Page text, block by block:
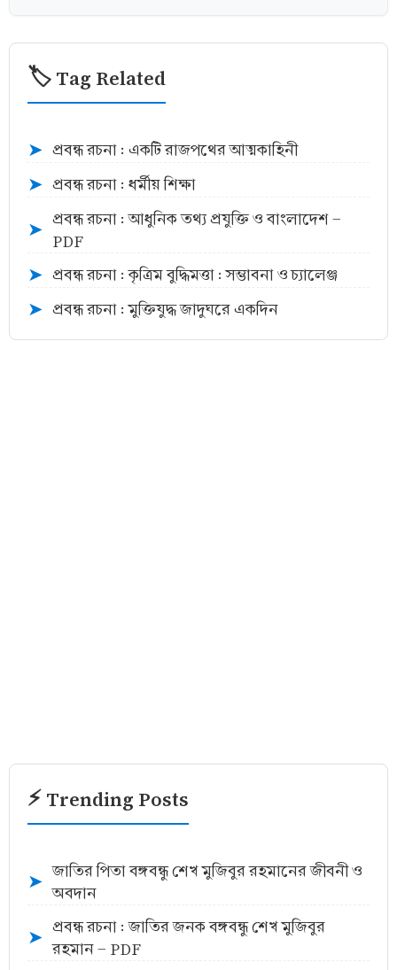
🏷️ Tag Related
➤ প্রবন্ধ রচনা : একটি রাজপথের আত্মকাহিনী
➤ প্রবন্ধ রচনা : ধর্মীয় শিক্ষা
➤
প্রবন্ধ রচনা : আধুনিক তথ্য প্রযুক্তি ও বাংলাদেশ -
PDF
➤ প্রবন্ধ রচনা : কৃত্রিম বুদ্ধিমত্তা : সম্ভাবনা ও চ্যালেঞ্জ
➤ প্রবন্ধ রচনা : মুক্তিযুদ্ধ জাদুঘরে একদিন
⚡ Trending Posts
➤
জাতির পিতা বঙ্গবন্ধু শেখ মুজিবুর রহমানের জীবনী ও
অবদান
➤
প্রবন্ধ রচনা : জাতির জনক বঙ্গবন্ধু শেখ মুজিবুর
রহমান - PDF